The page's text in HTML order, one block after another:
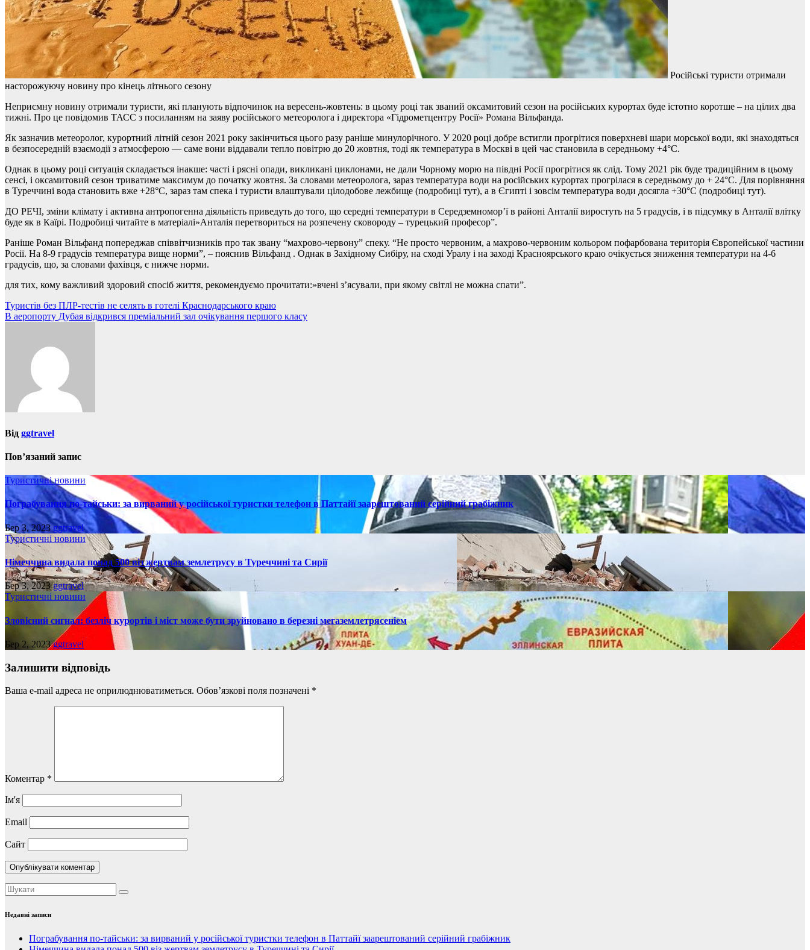
Російські туристи отримали
насторожуючу новину про кінець літнього сезону
Неприємну новину отримали туристи, які планують відпочинок на вересень-жовтень: в цьому році так званий оксамитовий сезон на російських курортах буде істотно коротше – на цілих два
тижні. Про це повідомив ТАСС з посиланням на заяву російського метеоролога і директора «Гідрометцентру Росії» Романа Вільфанда.
Як зазначив метеоролог, курортний літній сезон 2021 року закінчиться цього разу раніше минулорічного. У 2020 році добре встигли прогрітися поверхневі шари морської води, які знаходяться
в безпосередній взаємодії з атмосферою — саме вони віддавали тепло повітрю до 20 жовтня, тоді як температура в Москві в цей час становила в середньому +4°C.
Однак в цьому році ситуація складається інакше: часті і рясні опади, викликані циклонами, не дали Чорному морю на півдні Росії прогрітися як слід. Тому 2021 рік буде традиційним в цьому
сенсі, і оксамитовий сезон триватиме максимум до початку жовтня. За словами метеоролога, зараз температура води на російських курортах прогрілася в середньому до + 24°C. Для порівняння
в Туреччині вода становить вже +28°C, зараз там спека і туристи влаштували цілодобове лежбище (подробиці тут), а в Єгипті і зовсім температура води досягла +30°C (подробиці тут).
ДО РЕЧІ, зміни клімату і активна антропогенна діяльність приведуть до того, що середні температури в Середземномор’ї в районі Анталії виростуть на 5 градусів, і в підсумку в Анталії влітку
буде як в Каїрі. Подробиці читайте в матеріалі»Анталія перетвориться на розпечену сковороду – турецький професор”.
Раніше Роман Вільфанд попереджав співвітчизників про так звану “махрово-червону” спеку. “Не просто червоним, а махрово-червоним кольором пофарбована територія Європейської частини
Росії. На 8-9 градусів температура вище норми”, – пояснив Вільфанд . Однак в Західному Сибіру, на сході Уралу і на заході Красноярського краю очікується зниження температури на 4-6
градусів, що, за словами фахівця, є нижче норми.
для тих, кому важливий здоровий спосіб життя, рекомендуємо прочитати:»вчені з’ясували, при якому світлі не можна спати”.
Навігація
записів
Туристів без ПЛР-тестів не селять в готелі Краснодарського краю
В аеропорту Дубая відкрився преміальний зал очікування першого класу
Від ggtravel
Пов’язаний запис
Туристичні новини
Пограбування по-тайськи: за вирваний у російської туристки телефон в Паттайї заарештований серійний грабіжник
Бер 3, 2023ggtravel
Туристичні новини
Німеччина видала понад 500 віз жертвам землетрусу в Туреччині та Сирії
Бер 3, 2023ggtravel
Туристичні новини
Зловісний сигнал: безліч курортів і міст може бути зруйновано в березні мегаземлетрясеніем
Бер 2, 2023ggtravel
Залишити відповідь
Ваша e-mail адреса не оприлюднюватиметься. Обов’язкові поля позначені *
Коментар *
Ім'я
Email
Сайт
Недавні записи
Пограбування по-тайськи: за вирваний у російської туристки телефон в Паттайї заарештований серійний грабіжник